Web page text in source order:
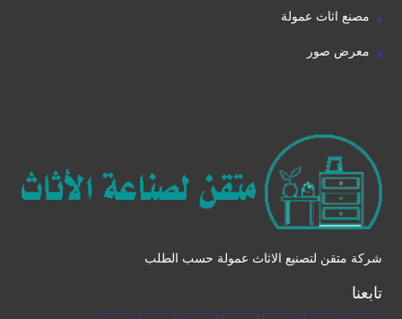
مصنع اثاث عمولة
معرض صور
شركة متقن لتصنيع الاثاث عمولة حسب الطلب
تابعنا